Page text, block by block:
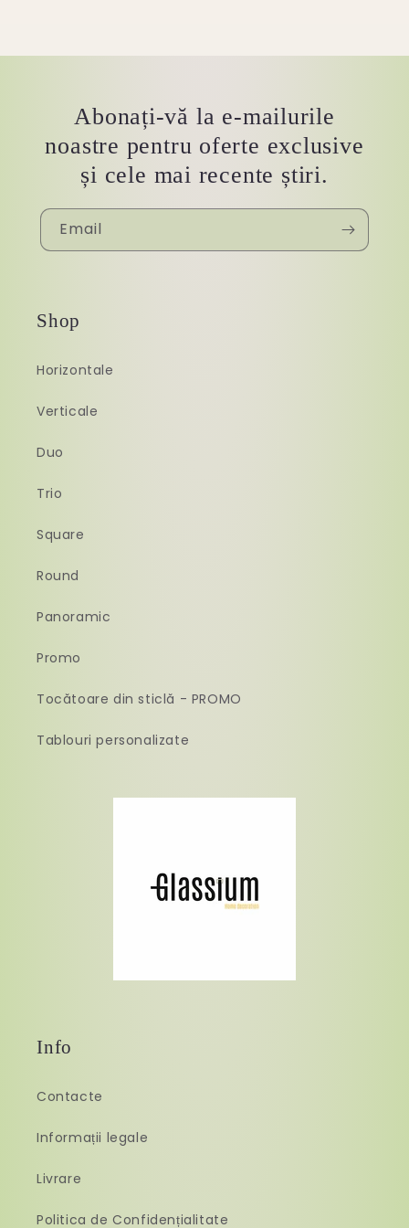
Abonați-vă la e-mailurile
noastre pentru oferte exclusive
și cele mai recente știri.
Email
Shop
Horizontale
Verticale
Duo
Trio
Square
Round
Panoramic
Promo
Tocătoare din sticlă - PROMO
Tablouri personalizate
Info
Contacte
Informații legale
Livrare
Politica de Confidențialitate